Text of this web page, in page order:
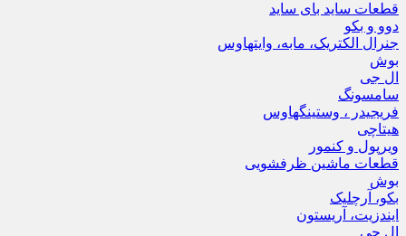
قطعات ساید بای ساید
دوو و بکو
جنرال الکتریک، مابه، وایتهاوس
بوش
ال جی
سامسونگ
فریجیدر ، وستینگهاوس
هیتاچی
ویرپول و کنمور
قطعات ماشین ظرفشویی
بوش
بکو، آرچلیک
ایندزیت، آریستون
ال جی